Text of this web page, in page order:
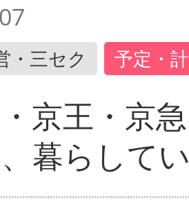
・三セク 予定・
京王・京
暮らして